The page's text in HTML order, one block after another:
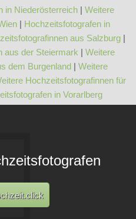
in Niederösterreich
Weitere
Hochzeitsfotografen in
aus Salzburg
aus der Steiermark
Weitere
dem Burgenland
Weitere
Hochzeitsfotografinnen für
in Vorarlberg